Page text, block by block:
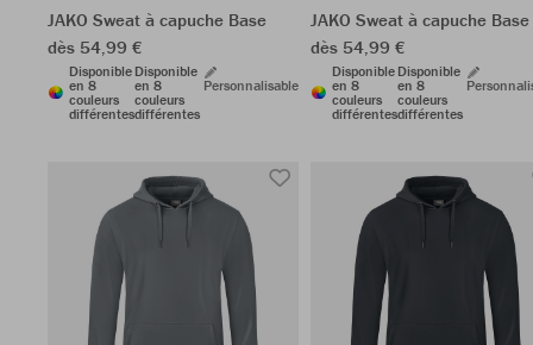
JAKO Sweat à capuche Base
dès 54,99 €
Disponible
en 8
couleurs
différentes
Disponible
en 8
couleurs
différentes
Personnalisable
JAKO Sweat à capuche Base
dès 54,99 €
Disponible
en 8
couleurs
différentes
Disponible
en 8
couleurs
différentes